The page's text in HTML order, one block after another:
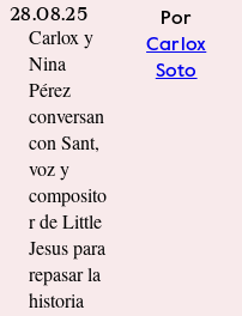
28.08.25
Carlox y
Nina
Pérez
conversan
con Sant,
voz y
composito
r de Little
Jesus para
repasar la
historia
Por
Carlox
Soto